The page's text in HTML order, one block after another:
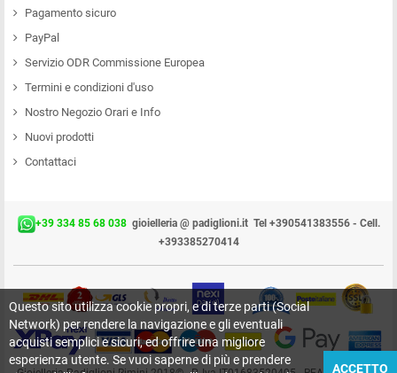
Pagamento sicuro
PayPal
Servizio ODR Commissione Europea
Termini e condizioni d'uso
Nostro Negozio Orari e Info
Nuovi prodotti
Contattaci
+39 334 85 68 038 gioielleria @ padiglioni.it Tel +390541383556 - Cell.
+393385270414
Questo sito utilizza cookie propri, e di terze parti (Social
Network) per rendere la navigazione e gli eventuali
acquisti semplici e sicuri, ed offrire una migliore
esperienza utente. Se vuoi saperne di più e prendere
ACCETTO